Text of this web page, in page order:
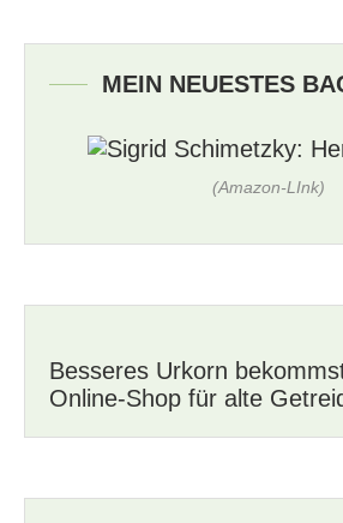
MEIN NEUESTES
(Amazon-LInk)
Besseres Urkorn
Online-Shop für alte